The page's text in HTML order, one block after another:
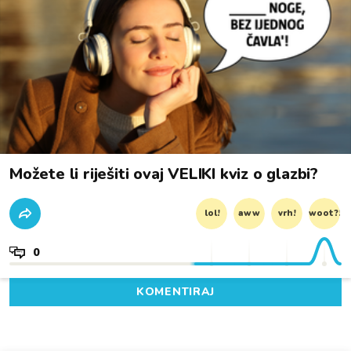
Možete li riješiti ovaj VELIKI kviz o glazbi?
lol! aww vrh! woot?!
0
KOMENTIRAJ